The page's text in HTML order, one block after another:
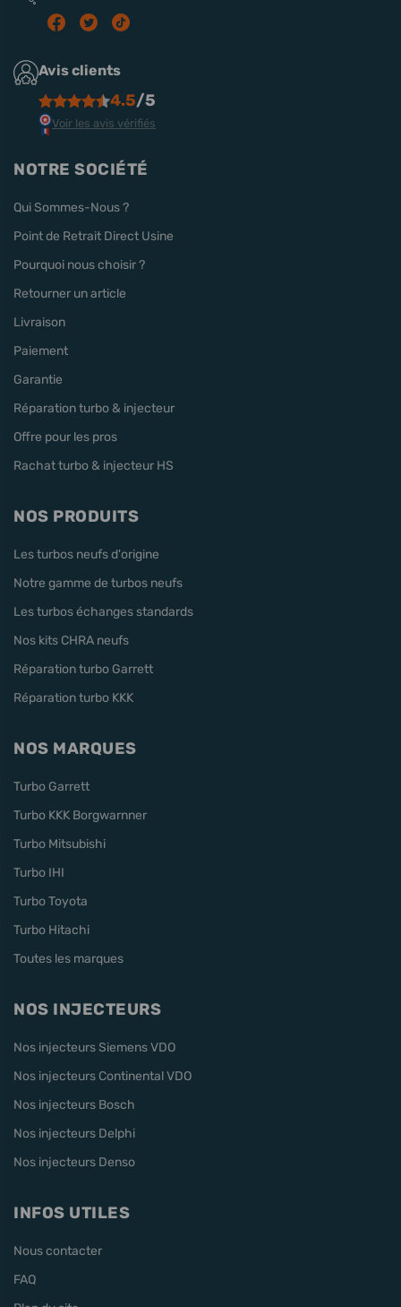
Avis clients
4.5/5
Voir les avis vérifiés
NOTRE SOCIÉTÉ
Qui Sommes-Nous ?
Point de Retrait Direct Usine
Pourquoi nous choisir ?
Retourner un article
Livraison
Paiement
Garantie
Réparation turbo & injecteur
Offre pour les pros
Rachat turbo & injecteur HS
NOS PRODUITS
Les turbos neufs d'origine
Notre gamme de turbos neufs
Les turbos échanges standards
Nos kits CHRA neufs
Réparation turbo Garrett
Réparation turbo KKK
NOS MARQUES
Turbo Garrett
Turbo KKK Borgwarnner
Turbo Mitsubishi
Turbo IHI
Turbo Toyota
Turbo Hitachi
Toutes les marques
NOS INJECTEURS
Nos injecteurs Siemens VDO
Nos injecteurs Continental VDO
Nos injecteurs Bosch
Nos injecteurs Delphi
Nos injecteurs Denso
INFOS UTILES
Nous contacter
FAQ